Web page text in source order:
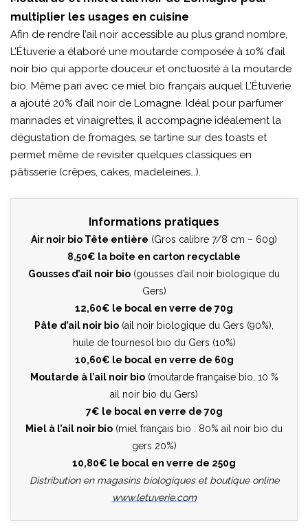
multiplier les usages en cuisine
Afin de rendre l’ail noir accessible au plus grand nombre,
L’Étuverie a élaboré une moutarde composée à 10% d’ail
noir bio qui apporte douceur et onctuosité à la moutarde
bio. Même pari avec ce miel bio français auquel L’Étuverie
a ajouté 20% d’ail noir de Lomagne. Idéal pour parfumer
marinades et vinaigrettes, il accompagne idéalement la
dégustation de fromages, se tartine sur des toasts et
permet même de revisiter quelques classiques en
pâtisserie (crêpes, cakes, madeleines…).
Informations pratiques
Air noir bio Tête entière (Gros calibre 7/8 cm – 60g)
8,50€ la boîte en carton recyclable
Gousses d’ail noir bio (gousses d’ail noir biologique du
Gers)
12,60€ le bocal en verre de 70g
Pâte d’ail noir bio (ail noir biologique du Gers (90%),
huile de tournesol bio du Gers (10%)
10,60€ le bocal en verre de 60g
Moutarde à l’ail noir bio(moutarde française bio, 10 %
ail noir bio du Gers)
7€ le bocal en verre de 70g
Miel à l’ail noir bio (miel français bio : 80% ail noir bio du
gers 20%)
10,80€ le bocal en verre de 250g
Distribution en magasins biologiques et boutique online
www.letuverie.com